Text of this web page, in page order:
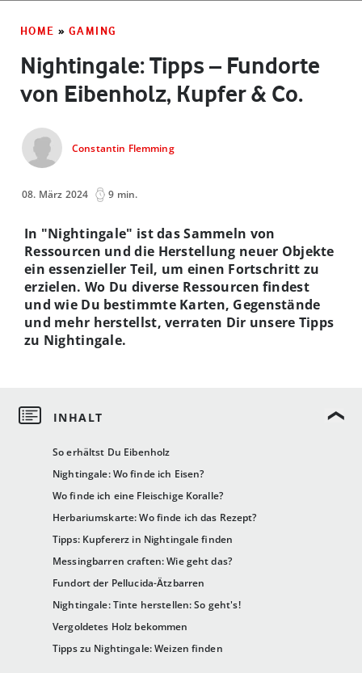
HOME » GAMING
Nightingale: Tipps – Fundorte
von Eibenholz, Kupfer & Co.
Constantin Flemming
08. März 2024 9 min.
So erhältst Du Eibenholz
Nightingale: Wo finde ich Eisen?
Wo finde ich eine Fleischige Koralle?
Herbariumskarte: Wo finde ich das Rezept?
Tipps: Kupfererz in Nightingale finden
Messingbarren craften: Wie geht das?
Fundort der Pellucida-Ätzbarren
Nightingale: Tinte herstellen: So geht's!
Vergoldetes Holz bekommen
Tipps zu Nightingale: Weizen finden
In "Nightingale" ist das Sammeln von
Ressourcen und die Herstellung neuer Objekte
ein essenzieller Teil, um einen Fortschritt zu
erzielen. Wo Du diverse Ressourcen findest
und wie Du bestimmte Karten, Gegenstände
und mehr herstellst, verraten Dir unsere Tipps
zu Nightingale.